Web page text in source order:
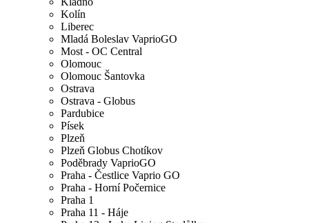
Kolín
Liberec
Mladá Boleslav VaprioGO
Most - OC Central
Olomouc
Olomouc Šantovka
Ostrava
Ostrava - Globus
Pardubice
Písek
Plzeň
Plzeň Globus Chotíkov
Poděbrady VaprioGO
Praha - Čestlice Vaprio GO
Praha - Horní Počernice
Praha 1
Praha 11 - Háje